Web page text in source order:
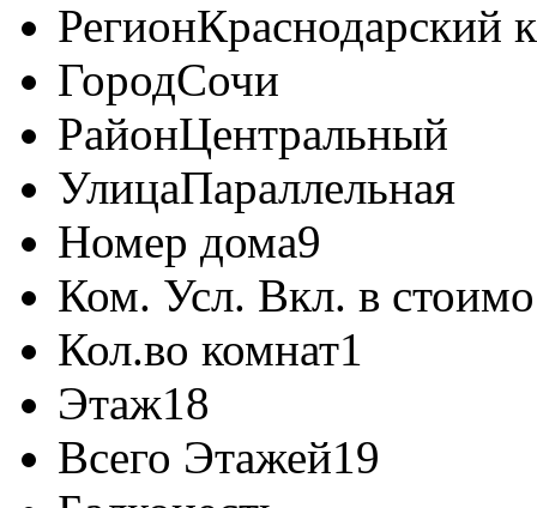
РегионКраснодарский
ГородСочи
РайонЦентральный
УлицаПараллельная
Номер дома9
Ком. Усл. Вкл. в
Кол.во комнат1
Этаж18
Всего Этажей19